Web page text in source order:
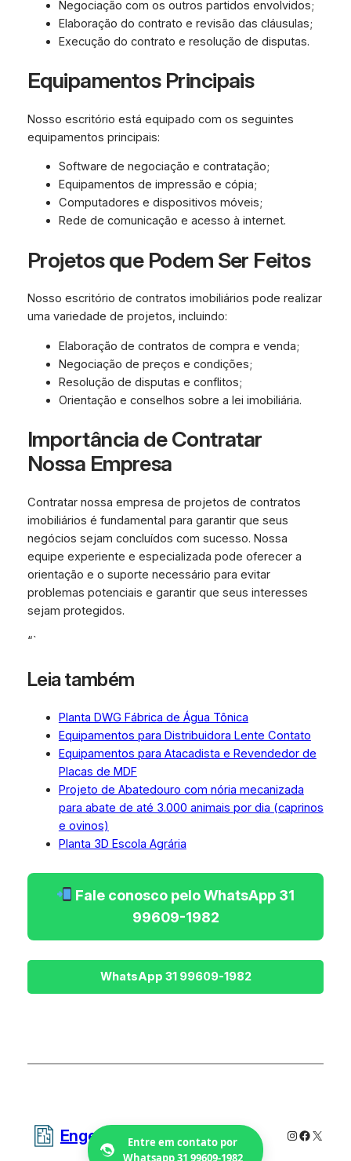
Negociação com os outros partidos envolvidos;
Elaboração do contrato e revisão das cláusulas;
Execução do contrato e resolução de disputas.
Equipamentos Principais
Nosso escritório está equipado com os seguintes
equipamentos principais:
Software de negociação e contratação;
Equipamentos de impressão e cópia;
Computadores e dispositivos móveis;
Rede de comunicação e acesso à internet.
Projetos que Podem Ser Feitos
Nosso escritório de contratos imobiliários pode realizar
uma variedade de projetos, incluindo:
Elaboração de contratos de compra e venda;
Negociação de preços e condições;
Resolução de disputas e conflitos;
Orientação e conselhos sobre a lei imobiliária.
Importância de Contratar
Nossa Empresa
Contratar nossa empresa de projetos de contratos
imobiliários é fundamental para garantir que seus
negócios sejam concluídos com sucesso. Nossa
equipe experiente e especializada pode oferecer a
orientação e o suporte necessário para evitar
problemas potenciais e garantir que seus interesses
sejam protegidos.
“`
Leia também
Planta DWG Fábrica de Água Tônica
Equipamentos para Distribuidora Lente Contato
Equipamentos para Atacadista e Revendedor de
Placas de MDF
Projeto de Abatedouro com nória mecanizada
para abate de até 3.000 animais por dia (caprinos
e ovinos)
Planta 3D Escola Agrária
Fale conosco pelo WhatsApp 31
99609-1982
Engetecno Projetos Instagram
X
Entre em contato por
Whatsapp 31 99609-1982